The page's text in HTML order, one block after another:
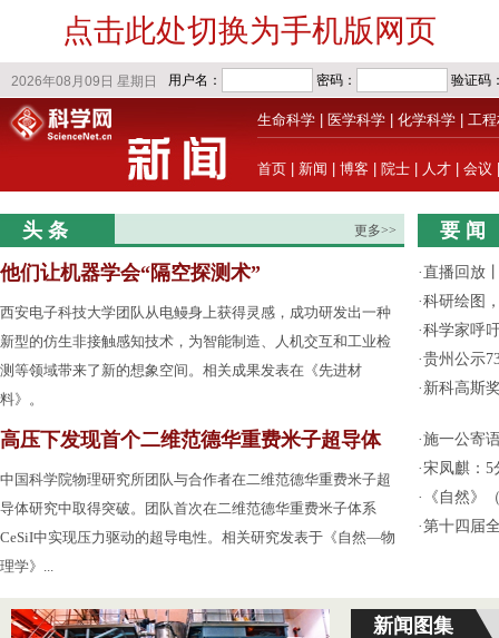
点击此处切换为手机版网页
生命科学 医学科学 化学科学 工
首页 新闻 博客 院士 人才 会议
头 条 更多>>
他们让机器学会“隔空探测术”
西安电子科技大学团队从电鳗身上获得灵感，成功研发出一种
新型的仿生非接触感知技术，为智能制造、人机交互和工业检
测等领域带来了新的想象空间。相关成果发表在《先进材
料》。
高压下发现首个二维范德华重费米子超导体
中国科学院物理研究所团队与合作者在二维范德华重费米子超
导体研究中取得突破。团队首次在二维范德华重费米子体系
CeSiI中实现压力驱动的超导电性。相关研究发表于《自然—物
理学》...
要 闻
·直播回放
·科研绘图
·科学家呼
·贵州公示
· 新科高斯
·施一公寄
·宋凤麒：5
·
《自然》
·第十四届
新闻图集